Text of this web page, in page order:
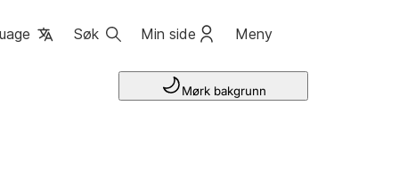
Søk Min side Meny
Mørk bakgrunn